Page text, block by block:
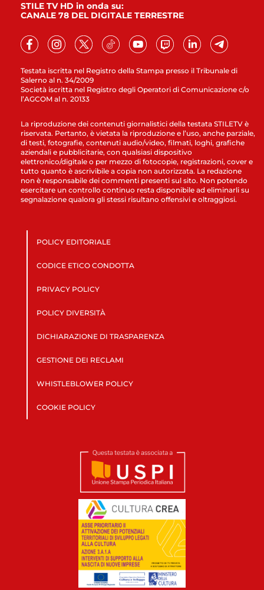
Testata iscritta nel Registro della Stampa presso il Tribunale di
Salerno al n. 34/2009
Società iscritta nel Registro degli Operatori di Comunicazione c/o
l’AGCOM al n. 20133
STILE TV HD in onda su:
CANALE 78 DEL DIGITALE TERRESTRE
La riproduzione dei contenuti giornalistici della testata STILETV è
riservata. Pertanto, è vietata la riproduzione e l’uso, anche parziale,
di testi, fotografie, contenuti audio/video, filmati, loghi, grafiche
aziendali e pubblicitarie, con qualsiasi dispositivo
elettronico/digitale o per mezzo di fotocopie, registrazioni, cover e
tutto quanto è ascrivibile a copia non autorizzata. La redazione
non è responsabile dei commenti presenti sul sito. Non potendo
esercitare un controllo continuo resta disponibile ad eliminarli su
segnalazione qualora gli stessi risultano offensivi e oltraggiosi.
POLICY EDITORIALE
CODICE ETICO CONDOTTA
PRIVACY POLICY
POLICY DIVERSITÀ
DICHIARAZIONE DI TRASPARENZA
GESTIONE DEI RECLAMI
WHISTLEBLOWER POLICY
COOKIE POLICY